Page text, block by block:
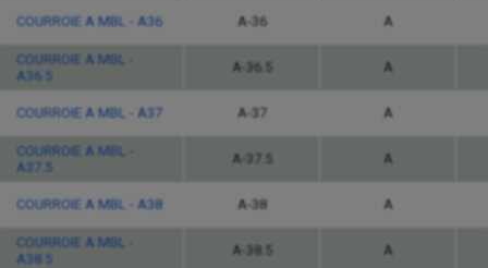
COURROIE A MBL - A36 A-36 A
COURROIE A MBL -
A36.5
A-36.5 A
COURROIE A MBL - A37 A-37 A
COURROIE A MBL -
A37.5
A-37.5 A
COURROIE A MBL - A38 A-38 A
COURROIE A MBL -
A38.5
A-38.5 A